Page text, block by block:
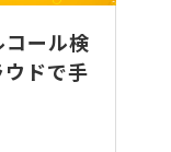
ール検
ドで手